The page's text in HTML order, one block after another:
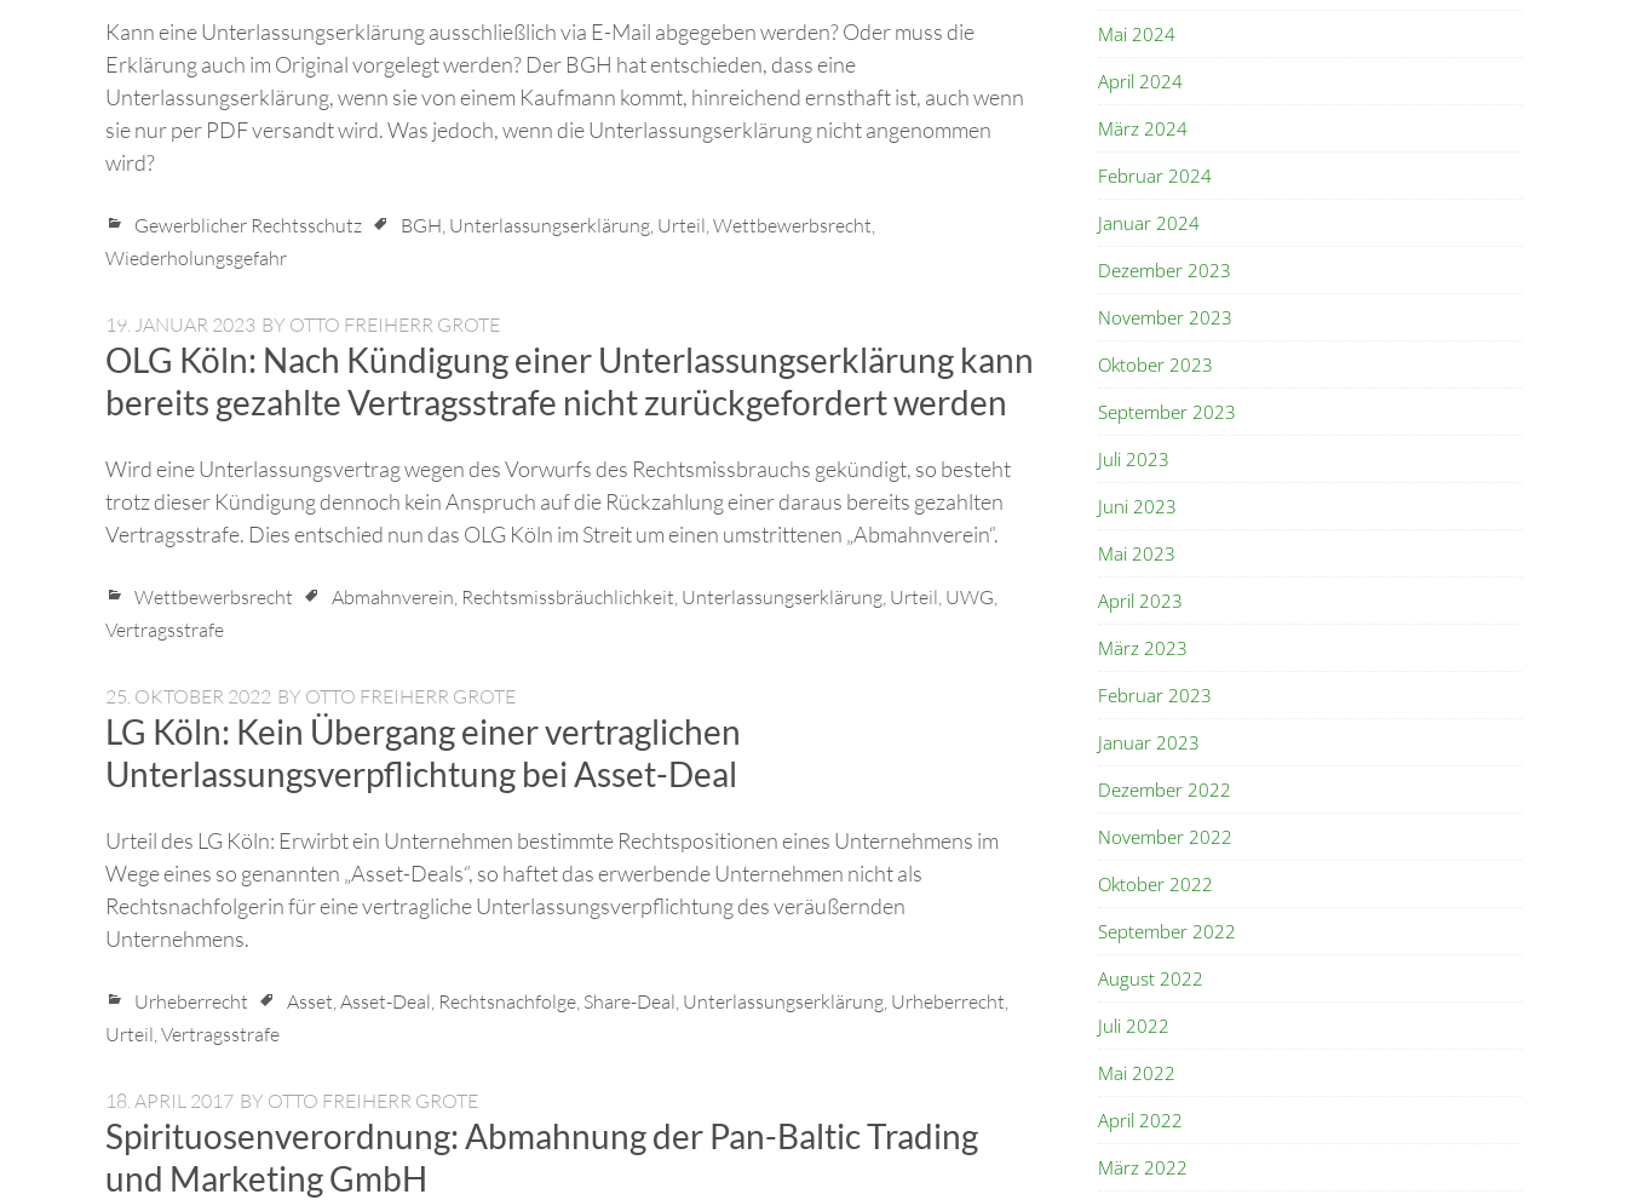
Kann eine Unterlassungserklärung ausschließlich via E-Mail abgegeben werden? Oder muss die
Erklärung auch im Original vorgelegt werden? Der BGH hat entschieden, dass eine
Unterlassungserklärung, wenn sie von einem Kaufmann kommt, hinreichend ernsthaft ist, auch wenn
sie nur per PDF versandt wird. Was jedoch, wenn die Unterlassungserklärung nicht angenommen
wird?
Gewerblicher Rechtsschutz BGH Unterlassungserklärung Urteil Wettbewerbsrecht
Wiederholungsgefahr
19. JANUAR 2023 BY OTTO FREIHERR GROTE
OLG Köln: Nach Kündigung einer Unterlassungserklärung kann
bereits gezahlte Vertragsstrafe nicht zurückgefordert werden
Wird eine Unterlassungsvertrag wegen des Vorwurfs des Rechtsmissbrauchs gekündigt, so besteht
trotz dieser Kündigung dennoch kein Anspruch auf die Rückzahlung einer daraus bereits gezahlten
Vertragsstrafe. Dies entschied nun das OLG Köln im Streit um einen umstrittenen „Abmahnverein“.
Wettbewerbsrecht Abmahnverein Rechtsmissbräuchlichkeit Unterlassungserklärung Urteil UWG
Vertragsstrafe
25. OKTOBER 2022 BY OTTO FREIHERR GROTE
LG Köln: Kein Übergang einer vertraglichen
Unterlassungsverpflichtung bei Asset-Deal
Urteil des LG Köln: Erwirbt ein Unternehmen bestimmte Rechtspositionen eines Unternehmens im
Wege eines so genannten „Asset-Deals“, so haftet das erwerbende Unternehmen nicht als
Rechtsnachfolgerin für eine vertragliche Unterlassungsverpflichtung des veräußernden
Unternehmens.
Urheberrecht Asset Asset-Deal Rechtsnachfolge Share-Deal Unterlassungserklärung Urheberrecht
Urteil Vertragsstrafe
18. APRIL 2017 BY OTTO FREIHERR GROTE
Spirituosenverordnung: Abmahnung der Pan-Baltic Trading
und Marketing GmbH
Mai 2024
April 2024
März 2024
Februar 2024
Januar 2024
Dezember 2023
November 2023
Oktober 2023
September 2023
Juli 2023
Juni 2023
Mai 2023
April 2023
März 2023
Februar 2023
Januar 2023
Dezember 2022
November 2022
Oktober 2022
September 2022
August 2022
Juli 2022
Mai 2022
April 2022
März 2022